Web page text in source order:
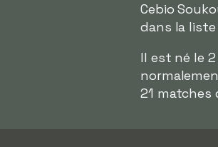
Cebio
dans la
Il est né le
21 matches